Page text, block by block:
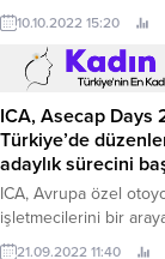
piyasa analizinde,
Bitcoin’in ve
dünya piyasalarına
faktörler
10.10.2022 15:20
ICA, Asecap Days
Türkiye’de
adaylık sürecini
ICA, Avrupa özel
işletmecilerini bir
ASECAP DAYS
21.09.2022 11:40